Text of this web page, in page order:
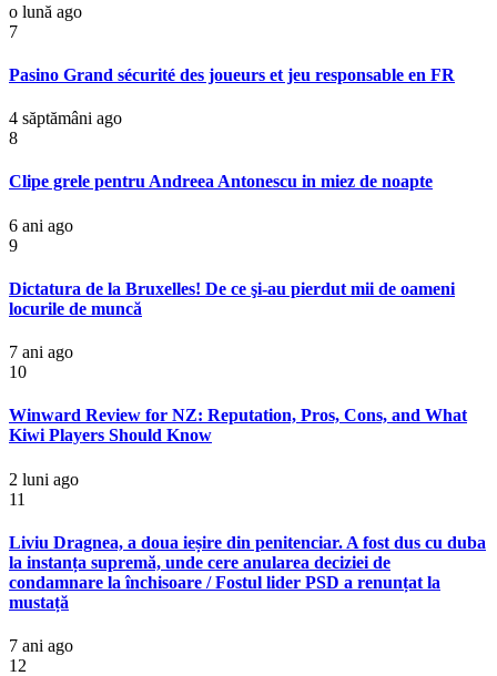
o lună ago
7
Pasino Grand sécurité des joueurs et jeu responsable en FR
4 săptămâni ago
8
Clipe grele pentru Andreea Antonescu in miez de noapte
6 ani ago
9
Dictatura de la Bruxelles! De ce şi-au pierdut mii de oameni
locurile de muncă
7 ani ago
10
Winward Review for NZ: Reputation, Pros, Cons, and What
Kiwi Players Should Know
2 luni ago
11
Liviu Dragnea, a doua ieșire din penitenciar. A fost dus cu duba
la instanța supremă, unde cere anularea deciziei de
condamnare la închisoare / Fostul lider PSD a renunțat la
mustață
7 ani ago
12